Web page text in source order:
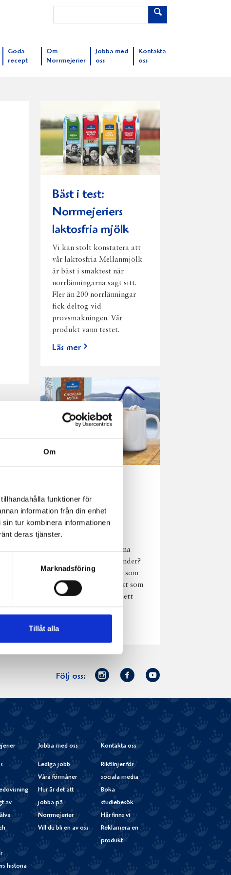
Om
funktioner för
information från din enhet
tur kombinera informationen
deras tjänster.
Marknadsföring
Tillåt alla
Goda
recept
Om
Norrmejerier
Jobba med
oss
Kontakta
oss
Bäst i test:
Norrmejeriers
laktosfria mjölk
Vi kan stolt konstatera att
vår laktosfria Mellanmjölk
är bäst i smaktest när
norrlänningarna sagt sitt.
Fler än 200 norrlänningar
fick deltog vid
provsmakningen. Vår
produkt vann testet.
Läs mer
njutning i alla
väder
Har du provat
chokladmjölk från dina
norrländska mjölkbönder?
Den är lika god varm som
kall och passar perfekt som
vardagsnjutning oavsett
väder, året om.
Läs mer
Följ oss:
Norrmejerier
Instagram
Facebook
Youtube
av
historia
Jobba med oss
Lediga jobb
Våra förmåner
Hur är det att
jobba på
Norrmejerier
Vill du bli en av oss
Kontakta oss
Riktlinjer för
sociala media
Boka
studiebesök
Här finns vi
Reklamera en
produkt